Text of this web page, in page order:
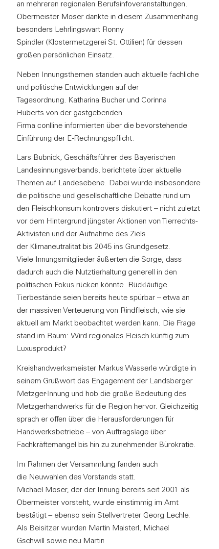
an mehreren regionalen Berufsinfoveranstaltungen.
Obermeister Moser dankte in diesem Zusammenhang
besonders Lehrlingswart Ronny
Spindler (Klostermetzgerei St. Ottilien) für dessen
großen persönlichen Einsatz.
Neben Innungsthemen standen auch aktuelle fachliche
und politische Entwicklungen auf der
Tagesordnung. Katharina Bucher und Corinna
Huberts von der gastgebenden
Firma conlline informierten über die bevorstehende
Einführung der E-Rechnungspflicht.
Lars Bubnick, Geschäftsführer des Bayerischen
Landesinnungsverbands, berichtete über aktuelle
Themen auf Landesebene. Dabei wurde insbesondere
die politische und gesellschaftliche Debatte rund um
den Fleischkonsum kontrovers diskutiert – nicht zuletzt
vor dem Hintergrund jüngster Aktionen von Tierrechts-
Aktivisten und der Aufnahme des Ziels
der Klimaneutralität bis 2045 ins Grundgesetz.
Viele Innungsmitglieder äußerten die Sorge, dass
dadurch auch die Nutztierhaltung generell in den
politischen Fokus rücken könnte. Rückläufige
Tierbestände seien bereits heute spürbar – etwa an
der massiven Verteuerung von Rindfleisch, wie sie
aktuell am Markt beobachtet werden kann. Die Frage
stand im Raum: Wird regionales Fleisch künftig zum
Luxusprodukt?
Kreishandwerksmeister Markus Wasserle würdigte in
seinem Grußwort das Engagement der Landsberger
Metzger-Innung und hob die große Bedeutung des
Metzgerhandwerks für die Region hervor. Gleichzeitig
sprach er offen über die Herausforderungen für
Handwerksbetriebe – von Auftragslage über
Fachkräftemangel bis hin zu zunehmender Bürokratie.
Im Rahmen der Versammlung fanden auch
die Neuwahlen des Vorstands statt.
Michael Moser, der der Innung bereits seit 2001 als
Obermeister vorsteht, wurde einstimmig im Amt
bestätigt – ebenso sein Stellvertreter Georg Lechle.
Als Beisitzer wurden Martin Maisterl, Michael
Gschwill sowie neu Martin